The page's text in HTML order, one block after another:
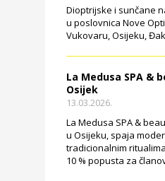
Dioptrijske i sunčane
u poslovnica Nove
Vukovaru, Osijeku,
La Medusa SPA &
Osijek
13.03.2026.
La Medusa SPA &
u Osijeku, spaja
tradicionalnim
10 % popusta za